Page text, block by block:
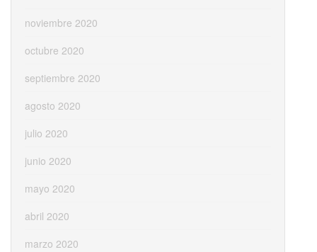
noviembre 2020
octubre 2020
septiembre 2020
agosto 2020
julio 2020
junio 2020
mayo 2020
abril 2020
marzo 2020